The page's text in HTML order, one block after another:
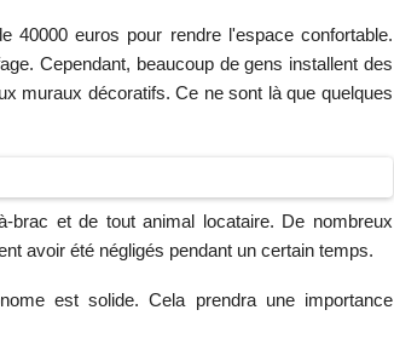
40000 euros pour rendre l'espace confortable.
Cependant, beaucoup de gens installent des
muraux décoratifs. Ce ne sont là que quelques
brac et de tout animal locataire. De nombreux
avoir été négligés pendant un certain temps.
est solide. Cela prendra une importance